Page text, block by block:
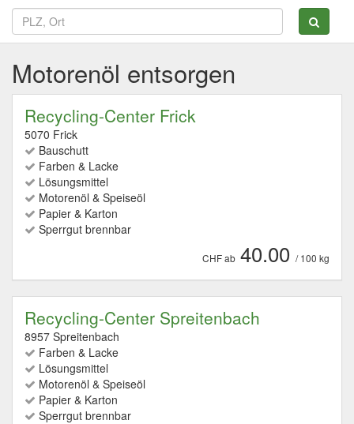
Motorenöl entsorgen
Recycling-Center Frick
5070 Frick
Bauschutt
Farben & Lacke
Lösungsmittel
Motorenöl & Speiseöl
Papier & Karton
Sperrgut brennbar
CHF ab 40.00 / 100 kg
Recycling-Center Spreitenbach
8957 Spreitenbach
Farben & Lacke
Lösungsmittel
Motorenöl & Speiseöl
Papier & Karton
Sperrgut brennbar